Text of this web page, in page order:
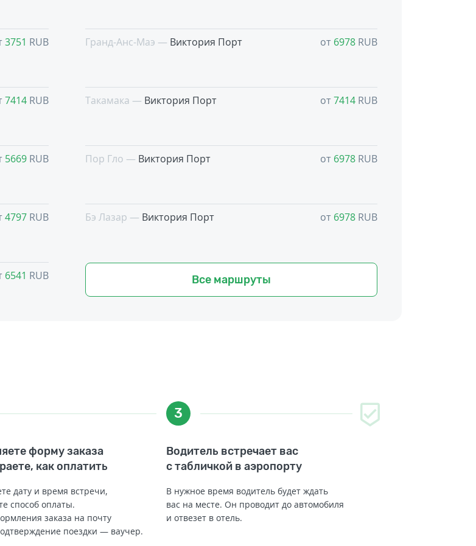
3751 RUB
7414 RUB
5669 RUB
4797 RUB
6541 RUB
Гранд-Анс-Маэ — Виктория Порт от 6978 RUB
Такамака — Виктория Порт от7414 RUB
Пор Гло — Виктория Порт от 6978 RUB
Бэ Лазар — Виктория Порт от 6978 RUB
Все маршруты
форму заказа
как оплатить
дату и время встречи,
способ оплаты.
заказа на почту
поездки — ваучер.
3
Водитель встречает вас
с табличкой в аэропорту
В нужное время водитель будет ждать
вас на месте. Он проводит до автомобиля
и отвезет в отель.